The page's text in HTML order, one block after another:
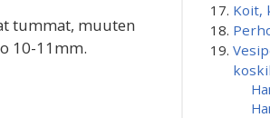
tummat, muuten
10-11mm.
Koit,